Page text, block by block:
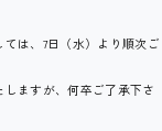
は、7日（水）より順次ご
ますが、何卒ご了承下さ